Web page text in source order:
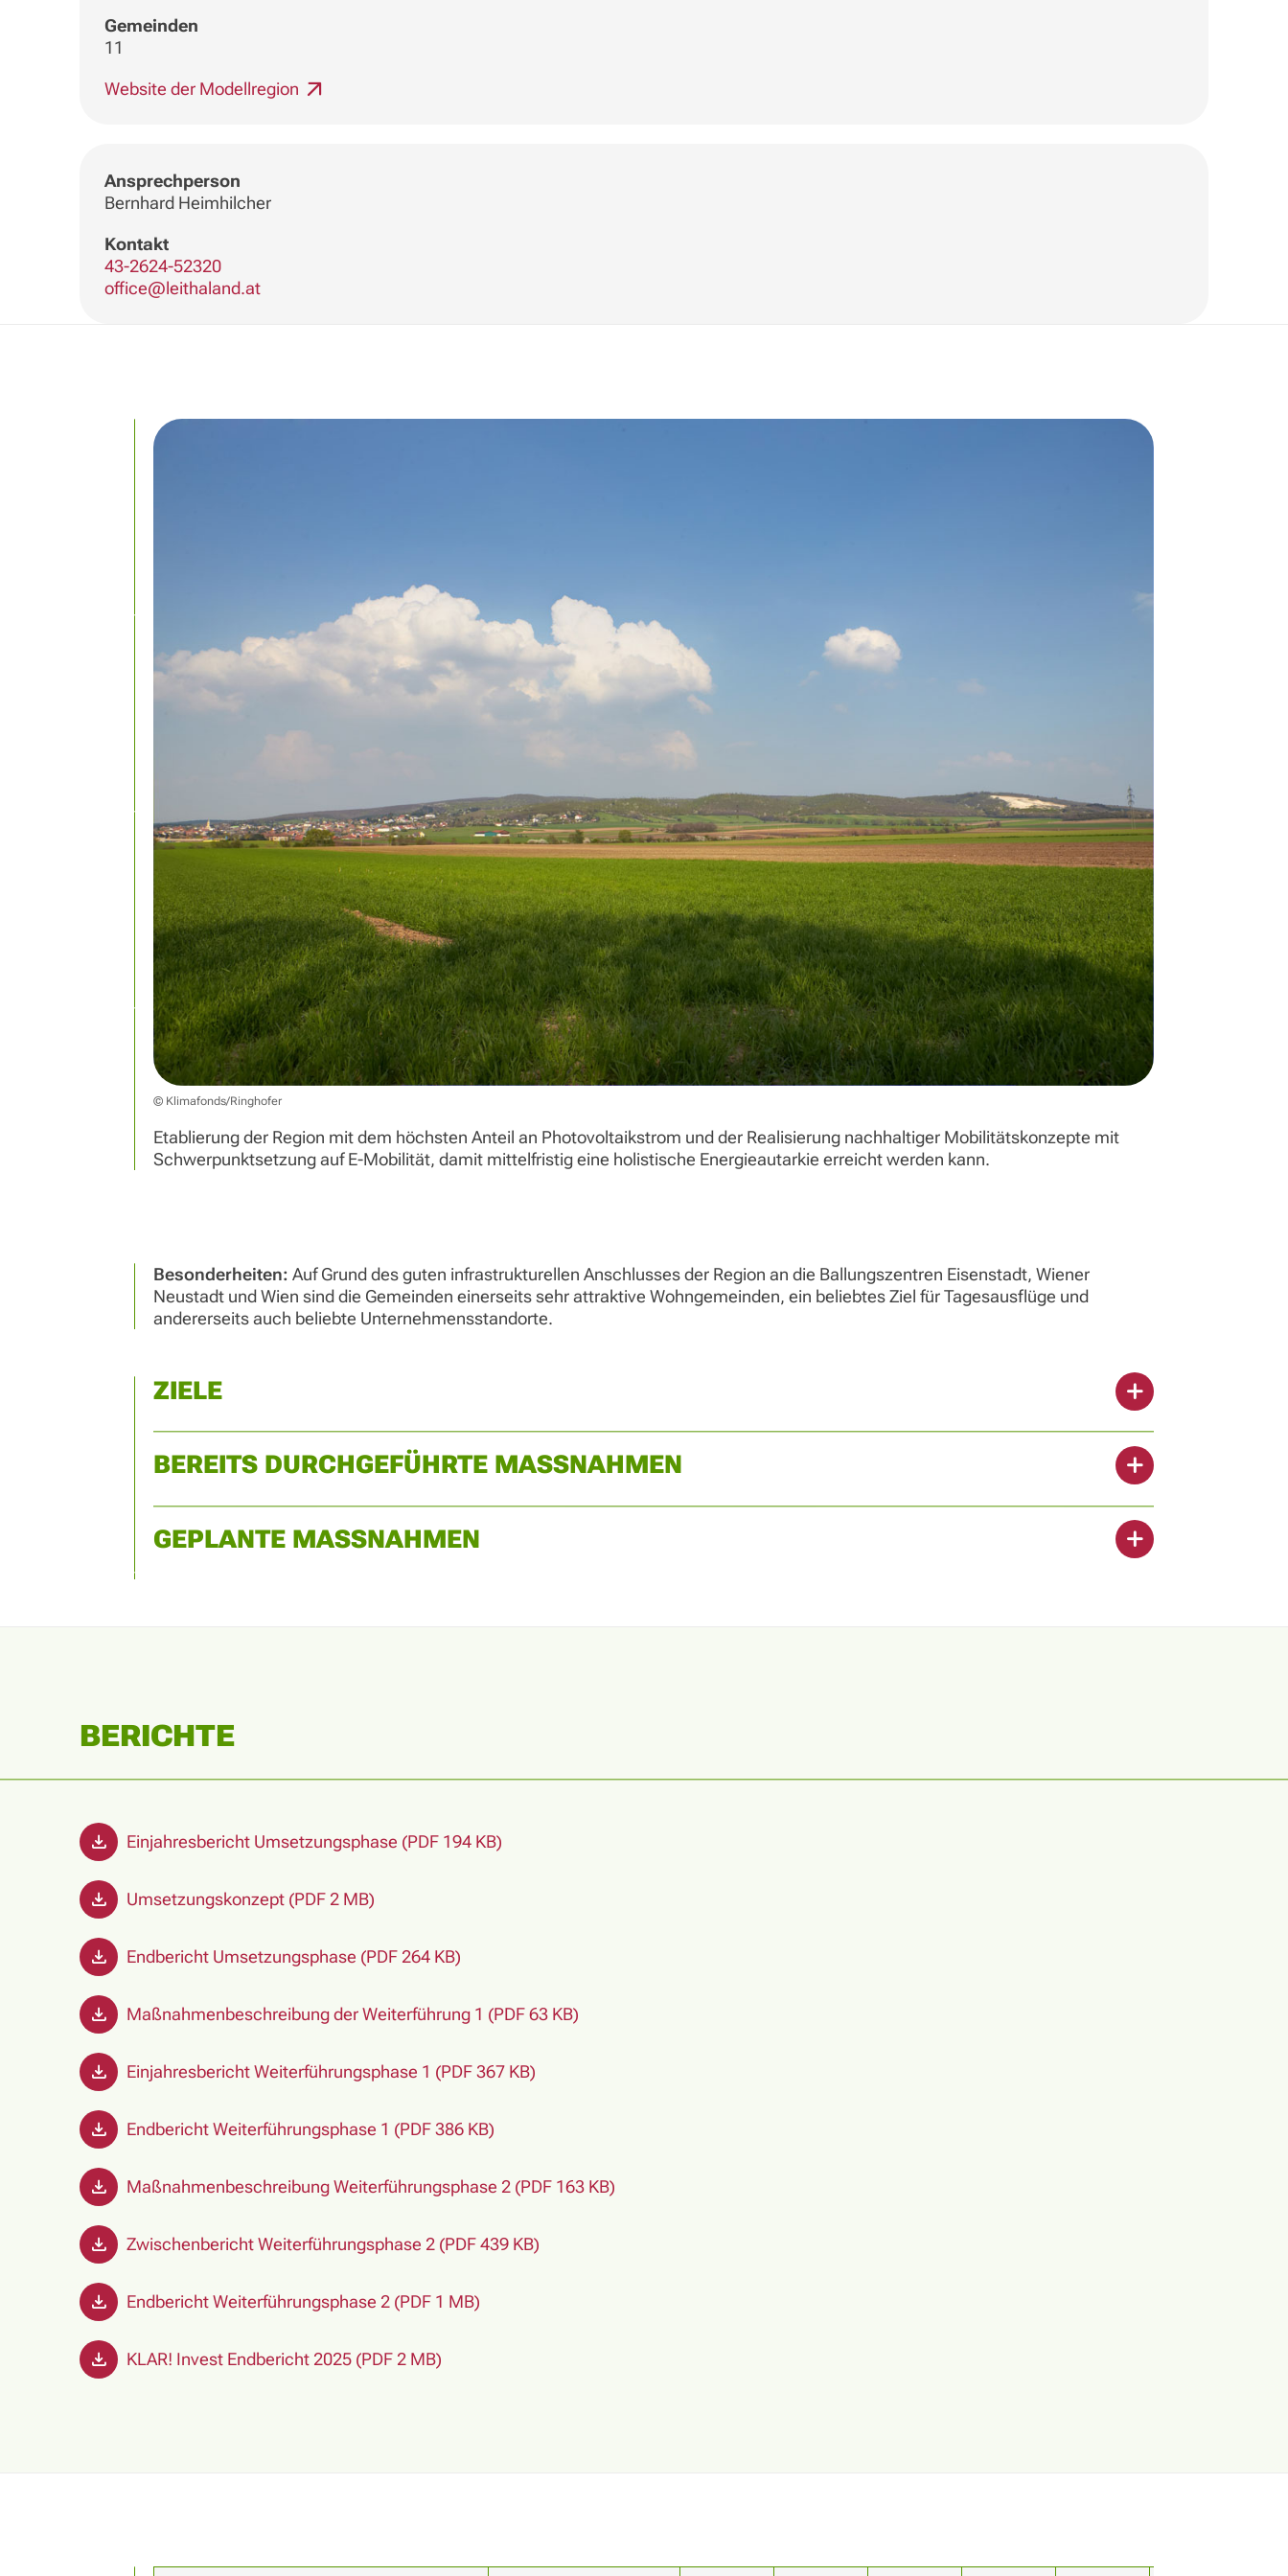
Gemeinden
11
Website der Modellregion
Ansprechperson
Bernhard Heimhilcher
Kontakt
43-2624-52320
office@leithaland.at
Etablierung der Region mit dem höchsten Anteil an Photovoltaikstrom und der Realisierung nachhaltiger Mobilitätskonzepte mit
Schwerpunktsetzung auf E-Mobilität, damit mittelfristig eine holistische Energieautarkie erreicht werden kann.
© Klimafonds/Ringhofer
Besonderheiten: Auf Grund des guten infrastrukturellen Anschlusses der Region an die Ballungszentren Eisenstadt, Wiener
Neustadt und Wien sind die Gemeinden einerseits sehr attraktive Wohngemeinden, ein beliebtes Ziel für Tagesausflüge und
andererseits auch beliebte Unternehmensstandorte.
ZIELE
BEREITS DURCHGEFÜHRTE MASSNAHMEN
GEPLANTE MASSNAHMEN
BERICHTE
Einjahresbericht Umsetzungsphase (PDF 194 KB)
Umsetzungskonzept (PDF 2 MB)
Endbericht Umsetzungsphase (PDF 264 KB)
Maßnahmenbeschreibung der Weiterführung 1 (PDF 63 KB)
Einjahresbericht Weiterführungsphase 1 (PDF 367 KB)
Endbericht Weiterführungsphase 1 (PDF 386 KB)
Maßnahmenbeschreibung Weiterführungsphase 2 (PDF 163 KB)
Zwischenbericht Weiterführungsphase 2 (PDF 439 KB)
Endbericht Weiterführungsphase 2 (PDF 1 MB)
KLAR! Invest Endbericht 2025 (PDF 2 MB)